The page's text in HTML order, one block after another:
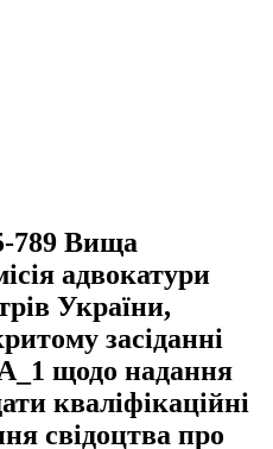
Вища
адвокатури
України,
засіданні
щодо надання
кваліфікаційні
свідоцтва про